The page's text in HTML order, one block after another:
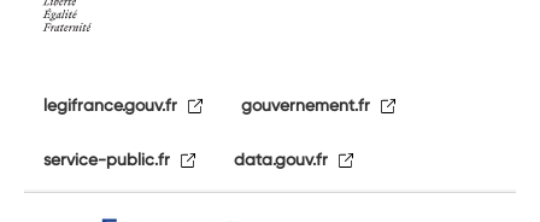
legifrance.gouv.fr gouvernement.fr
service-public.fr data.gouv.fr